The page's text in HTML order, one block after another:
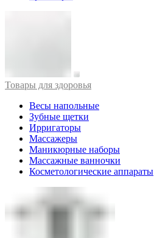
Товары для здоровья
Весы напольные
Зубные щетки
Ирригаторы
Массажеры
Маникюрные наборы
Массажные ванночки
Косметологические аппараты